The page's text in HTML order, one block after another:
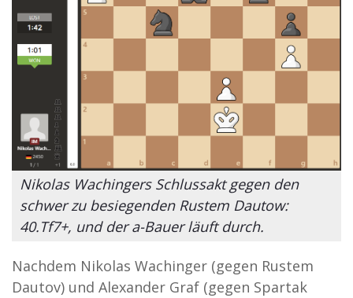
Nikolas Wachingers Schlussakt gegen den
schwer zu besiegenden Rustem Dautow:
40.Tf7+, und der a-Bauer läuft durch.
Nachdem Nikolas Wachinger (gegen Rustem
Dautov) und Alexander Graf (gegen Spartak